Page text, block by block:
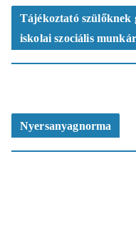
Tájékoztató szülőknek
iskolai szociális
Nyersanyagnorma